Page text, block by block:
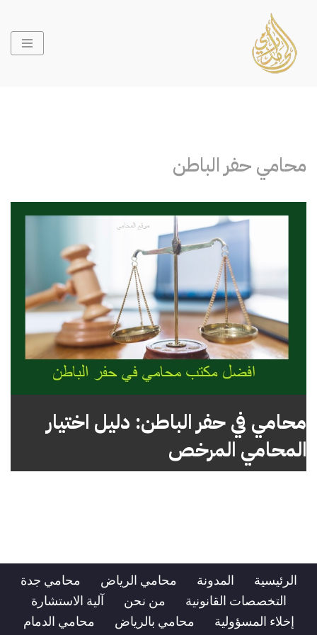
تخطى
إلى
المحتوى
محامي حفر الباطن
محامي في حفر الباطن: دليل اختيار
المحامي المرخص
الرئيسية المدونة محامي الرياض
محامي جدة
التخصصات القانونية
من نحن
آلية الاستشارة
إخلاء المسؤولية
محامي بالرياض
محامي الدمام